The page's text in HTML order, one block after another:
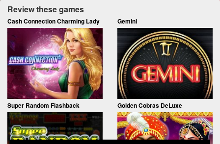
Review these games
Cash Connection Charming Lady Gemini
Super Random Flashback Golden Cobras DeLuxe